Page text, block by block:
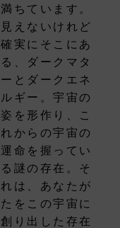
満ちています。
見えないけれど
確実にそこにあ
る、ダークマタ
ーとダークエネ
ルギー。宇宙の
姿を形作り、こ
れからの宇宙の
運命を握ってい
る謎の存在。そ
れは、あなたが
たをこの宇宙に
創り出した存在